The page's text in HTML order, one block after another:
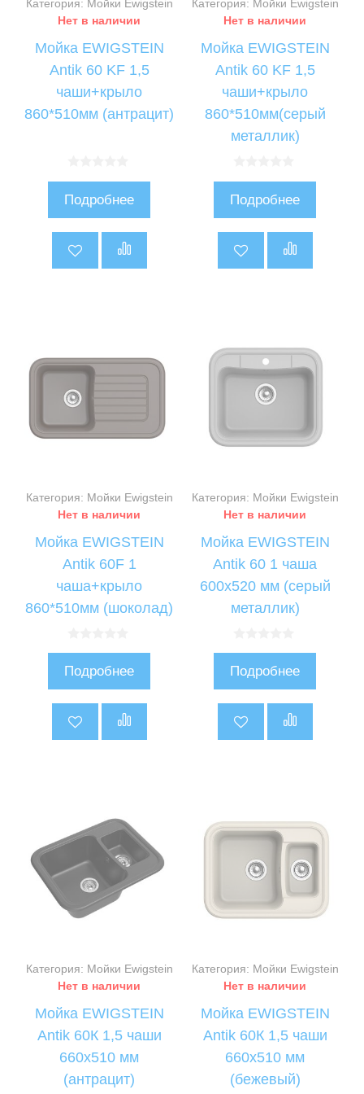
Категория: Мойки Ewigstein
Нет в наличии
Мойка EWIGSTEIN
Antik 60 KF 1,5
чаши+крыло
860*510мм (антрацит)
0
з
Подробнее
Категория: Мойки Ewigstein
Нет в наличии
Мойка EWIGSTEIN
Antik 60 KF 1,5
чаши+крыло
860*510мм(серый
металлик)
0
з
Подробнее
Категория: Мойки Ewigstein
Нет в наличии
Мойка EWIGSTEIN
Antik 60F 1
чаша+крыло
860*510мм (шоколад)
0
з
Подробнее
Категория: Мойки Ewigstein
Нет в наличии
Мойка EWIGSTEIN
Antik 60 1 чаша
600х520 мм (серый
металлик)
0
з
Подробнее
Категория: Мойки Ewigstein
Нет в наличии
Мойка EWIGSTEIN
Antik 60К 1,5 чаши
660х510 мм
(антрацит)
Категория: Мойки Ewigstein
Нет в наличии
Мойка EWIGSTEIN
Antik 60К 1,5 чаши
660х510 мм
(бежевый)